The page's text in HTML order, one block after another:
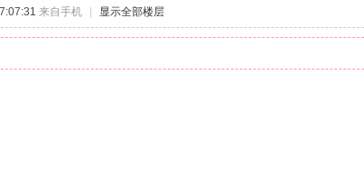
来自手机 显示全部楼层